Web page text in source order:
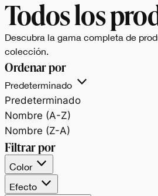
bianco e il
espressione
materia e
e profondità.
Todos los
Descubra la gama completa de
colección.
Ordenar por
Predeterminado
Predeterminado
Nombre (A-Z)
Nombre (Z-A)
Filtrar por
Color
Efecto